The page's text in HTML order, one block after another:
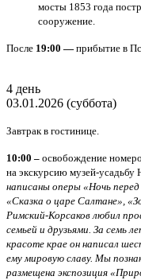
мосты 1853 года
сооружение.
После 19:00 — прибытие в
4 день
03.01.2026 (суббота)
Завтрак в гостинице.
10:00 – освобождение
на экскурсию музей-
написаны оперы «Ночь
«Сказка о царе Салтане»,
Римский-Корсаков любил
семьей и друзьями. За семь
красоте крае он написал
ему мировую славу. Мы
размещена экспозиция